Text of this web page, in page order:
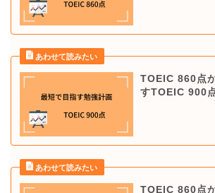
TOEIC 860点
すTOEIC 900
TOEIC 860点